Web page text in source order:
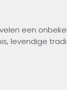
een
levendige
heen heeft